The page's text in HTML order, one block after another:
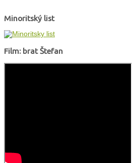
Minoritský list
Film: brat Štefan